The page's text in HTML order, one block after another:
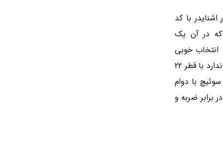
اشنایدر با کد
که در آن یک
خوبی
به یک برش استاندارد با قطر 22
با دوام
ضربه و